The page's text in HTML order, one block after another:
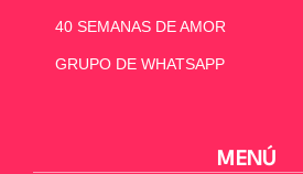
40 SEMANAS DE AMOR
GRUPO DE WHATSAPP
MENÚ